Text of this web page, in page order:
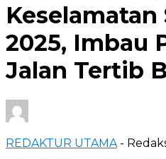
Keselamatan
2025, Imbau
Jalan Tertib
REDAKTUR UTAMA -